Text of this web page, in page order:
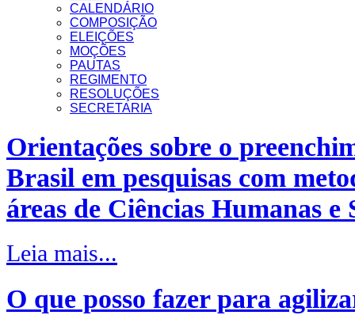
CALENDÁRIO
COMPOSIÇÃO
ELEIÇÕES
MOÇÕES
PAUTAS
REGIMENTO
RESOLUÇÕES
SECRETARIA
Orientações sobre o
Brasil em pesquisas com
áreas de Ciências Humanas e
Leia mais...
O que posso fazer para